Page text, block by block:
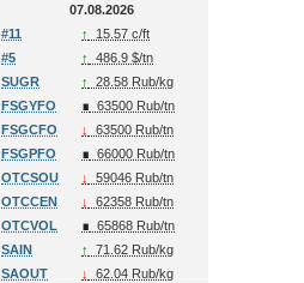
07.08.2026
#11
↑
15.57 c/ft
#5
↑
486.9 $/tn
SUGR
↑
28.58 Rub/kg
FSGYFO
∎ 63500 Rub/tn
FSGCFO
↓
63500 Rub/tn
FSGPFO
∎ 66000 Rub/tn
OTCSOU
↓
59046 Rub/tn
OTCCEN
↓
62358 Rub/tn
OTCVOL
∎ 65868 Rub/tn
SAIN
↑
71.62 Rub/kg
SAOUT
↓ 62.04 Rub/kg